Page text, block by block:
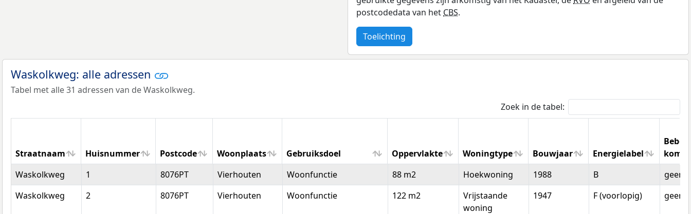
postcodedata van het CBS.
Toelichting
Waskolkweg: alle adressen
Tabel met alle 31 adressen van de Waskolkweg.
Zoek in de tabel:
Straatnaam Huisnummer Postcode Woonplaats Gebruiksdoel Oppervlakte Woningtype Bouwjaar Energielabel
kom
Straatnaam
Huisnummer Postcode Woonplaats Gebruiksdoel Oppervlakte Woningtype Bouwjaar Energielabel
kom
Waskolkweg 1 8076PT Vierhouten Woonfunctie 88 m2 Hoekwoning 1988 B
geen
Waskolkweg
2 8076PT Vierhouten Woonfunctie 122 m2
Vrijstaande
woning
1947 F (voorlopig) geen